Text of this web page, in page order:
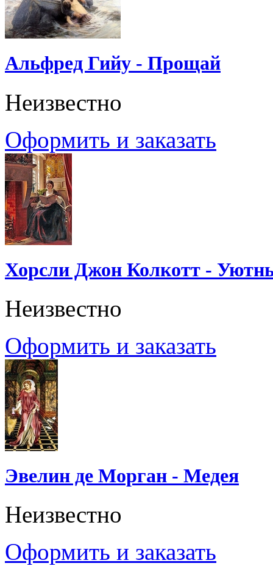
Альфред Гийу - Прощай
Неизвестно
Оформить и заказать
Хорсли Джон Колкотт -
Неизвестно
Оформить и заказать
Эвелин де Морган - Медея
Неизвестно
Оформить и заказать